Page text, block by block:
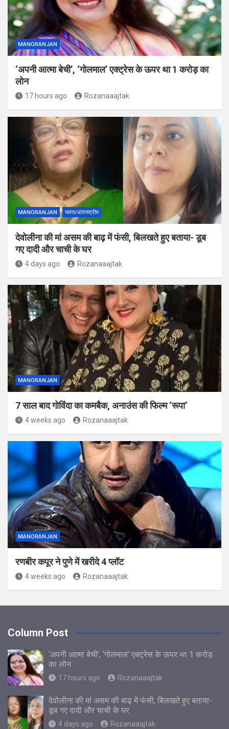
MANORANJAN
‘अपनी आत्मा बेची’, ‘गोलमाल’ एक्ट्रेस के ऊपर था 1 करोड़ का
लोन
17 hours ago Rozanaaajtak
MANORANJAN भारत/अंतराष्ट्रीय
देवोलीना की मां असम की बाढ़ में फंसी, बिलखते हुए बताया- डूब
गए दादी और चाची के घर
4 days ago Rozanaaajtak
MANORANJAN
7 साल बाद गोविंदा का कमबैक, अनाउंस की फिल्म ‘रूपा’
4 weeks ago Rozanaaajtak
MANORANJAN
रणबीर कपूर ने पुणे में खरीदे 4 प्लॉट
4 weeks ago Rozanaaajtak
Column Post
‘अपनी आत्मा बेची’, ‘गोलमाल’ एक्ट्रेस के ऊपर था 1 करोड़
का लोन
17 hours ago Rozanaaajtak
देवोलीना की मां असम की बाढ़ में फंसी, बिलखते हुए बताया-
डूब गए दादी और चाची के घर
4 days ago Rozanaaajtak